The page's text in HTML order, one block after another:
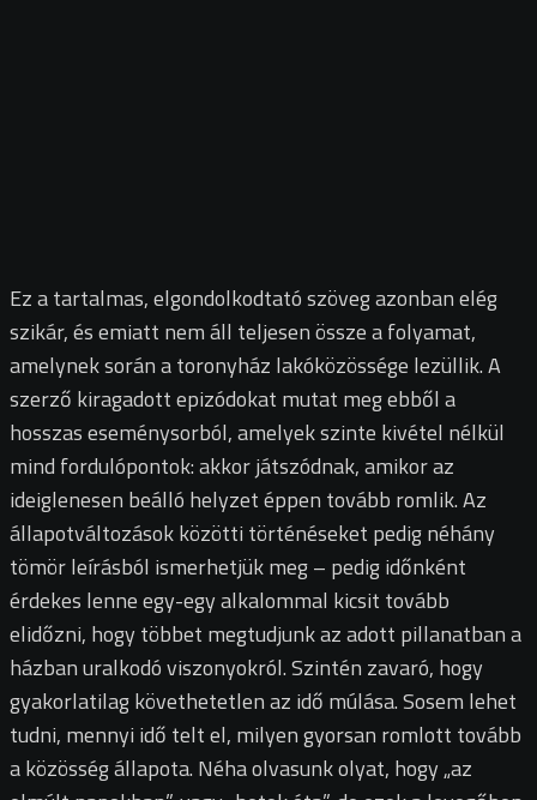
Ez a tartalmas, elgondolkodtató szöveg azonban elég
szikár, és emiatt nem áll teljesen össze a folyamat,
amelynek során a toronyház lakóközössége lezüllik. A
szerző kiragadott epizódokat mutat meg ebből a
hosszas eseménysorból, amelyek szinte kivétel nélkül
mind fordulópontok: akkor játszódnak, amikor az
ideiglenesen beálló helyzet éppen tovább romlik. Az
állapotváltozások közötti történéseket pedig néhány
tömör leírásból ismerhetjük meg – pedig időnként
érdekes lenne egy-egy alkalommal kicsit tovább
elidőzni, hogy többet megtudjunk az adott pillanatban a
házban uralkodó viszonyokról. Szintén zavaró, hogy
gyakorlatilag követhetetlen az idő múlása. Sosem lehet
tudni, mennyi idő telt el, milyen gyorsan romlott tovább
a közösség állapota. Néha olvasunk olyat, hogy „az